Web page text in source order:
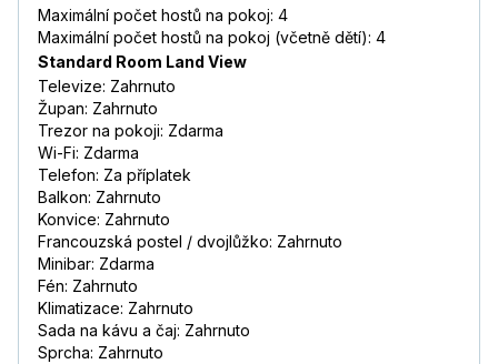
Maximální počet hostů na pokoj: 4
Maximální počet hostů na pokoj (včetně dětí): 4
Standard Room Land View
Televize: Zahrnuto
Župan: Zahrnuto
Trezor na pokoji: Zdarma
Wi-Fi: Zdarma
Telefon: Za příplatek
Balkon: Zahrnuto
Konvice: Zahrnuto
Francouzská postel / dvojlůžko: Zahrnuto
Minibar: Zdarma
Fén: Zahrnuto
Klimatizace: Zahrnuto
Sada na kávu a čaj: Zahrnuto
Sprcha: Zahrnuto